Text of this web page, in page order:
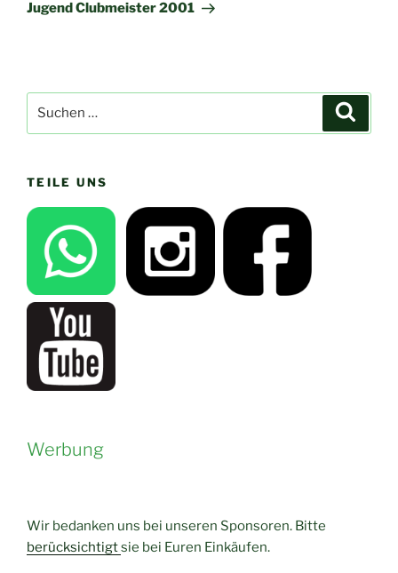
Jugend Clubmeister 2001
nach:
TEILE UNS
Werbung
Wir bedanken uns bei unseren Sponsoren. Bitte
berücksichtigtsie bei Euren Einkäufen.